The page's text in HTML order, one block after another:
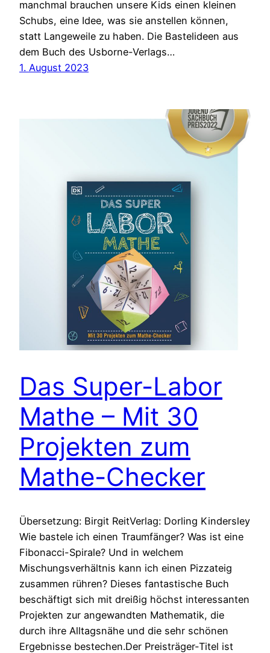
manchmal brauchen unsere Kids einen kleinen
Schubs, eine Idee, was sie anstellen können,
statt Langeweile zu haben. Die Bastelideen aus
dem Buch des Usborne-Verlags…
1. August 2023
Das Super-Labor
Mathe – Mit 30
Projekten zum
Mathe-Checker
Übersetzung: Birgit ReitVerlag: Dorling Kindersley
Wie bastele ich einen Traumfänger? Was ist eine
Fibonacci-Spirale? Und in welchem
Mischungsverhältnis kann ich einen Pizzateig
zusammen rühren? Dieses fantastische Buch
beschäftigt sich mit dreißig höchst interessanten
Projekten zur angewandten Mathematik, die
durch ihre Alltagsnähe und die sehr schönen
Ergebnisse bestechen.Der Preisträger-Titel ist